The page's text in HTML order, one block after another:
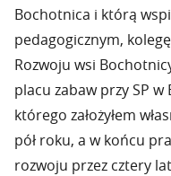
Bochotnica i którą
pedagogicznym,
Rozwoju wsi
placu zabaw przy SP
którego założyłem
pół roku, a w końcu
rozwoju przez cztery